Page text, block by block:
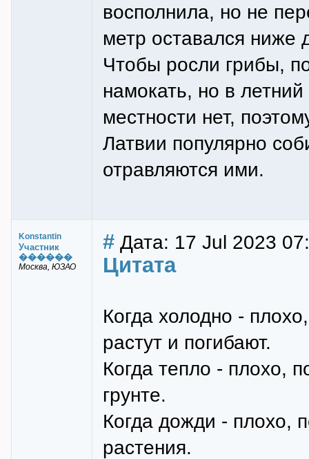
восполнила, но не
метр оставался ниже
Чтобы росли грибы,
намокать, но в
местности нет,
Латвии популярно
отравляются ими.
Konstantin
Участник
������
Москва, ЮЗАО
# Дата: 17 Jul 2023
Цитата
Когда холодно -
растут и погибают.
Когда тепло - плохо,
грунте.
Когда дожди - плохо,
растения.